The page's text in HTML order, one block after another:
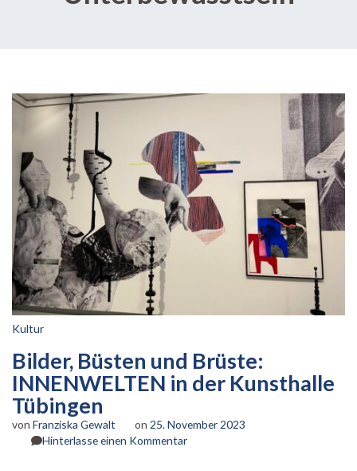
Kultur
Bilder, Büsten und Brüste:
INNENWELTEN in der Kunsthalle
Tübingen
von Franziska Gewalt on 25. November 2023
Hinterlasse einen Kommentarzu